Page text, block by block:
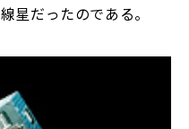
星だったのである。